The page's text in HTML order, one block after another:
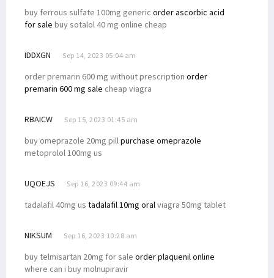
buy ferrous sulfate 100mg generic order ascorbic acid
for sale buy sotalol 40 mg online cheap
IDDXGN Sep 14, 2023 05:04 am
order premarin 600 mg without prescription order
premarin 600 mg sale cheap viagra
RBAICW Sep 15, 2023 01:45 am
buy omeprazole 20mg pillpurchase omeprazole
metoprolol 100mg us
UQOEJS Sep 16, 2023 09:44 am
tadalafil 40mg us tadalafil 10mg oralviagra 50mg tablet
NIKSUM Sep 16, 2023 10:28 am
buy telmisartan 20mg for sale order plaquenil online
where can i buy molnupiravir